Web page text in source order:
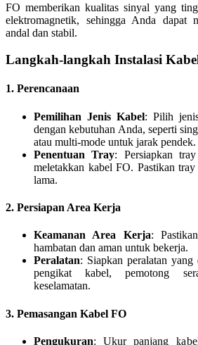
FO memberikan kualitas sinyal yang
elektromagnetik, sehingga Anda dapat
andal dan stabil.
Langkah-langkah Instalasi
1. Perencanaan
Pemilihan Jenis Kabel: Pilih
dengan kebutuhan Anda, seperti
atau multi-mode untuk jarak pendek.
Penentuan Tray: Persiapkan
meletakkan kabel FO. Pastikan tray
lama.
2. Persiapan Area Kerja
Keamanan Area Kerja:
hambatan dan aman untuk bekerja.
Peralatan: Siapkan peralatan
pengikat kabel, pemotong
keselamatan.
3. Pemasangan Kabel FO
Pengukuran: Ukur panjang